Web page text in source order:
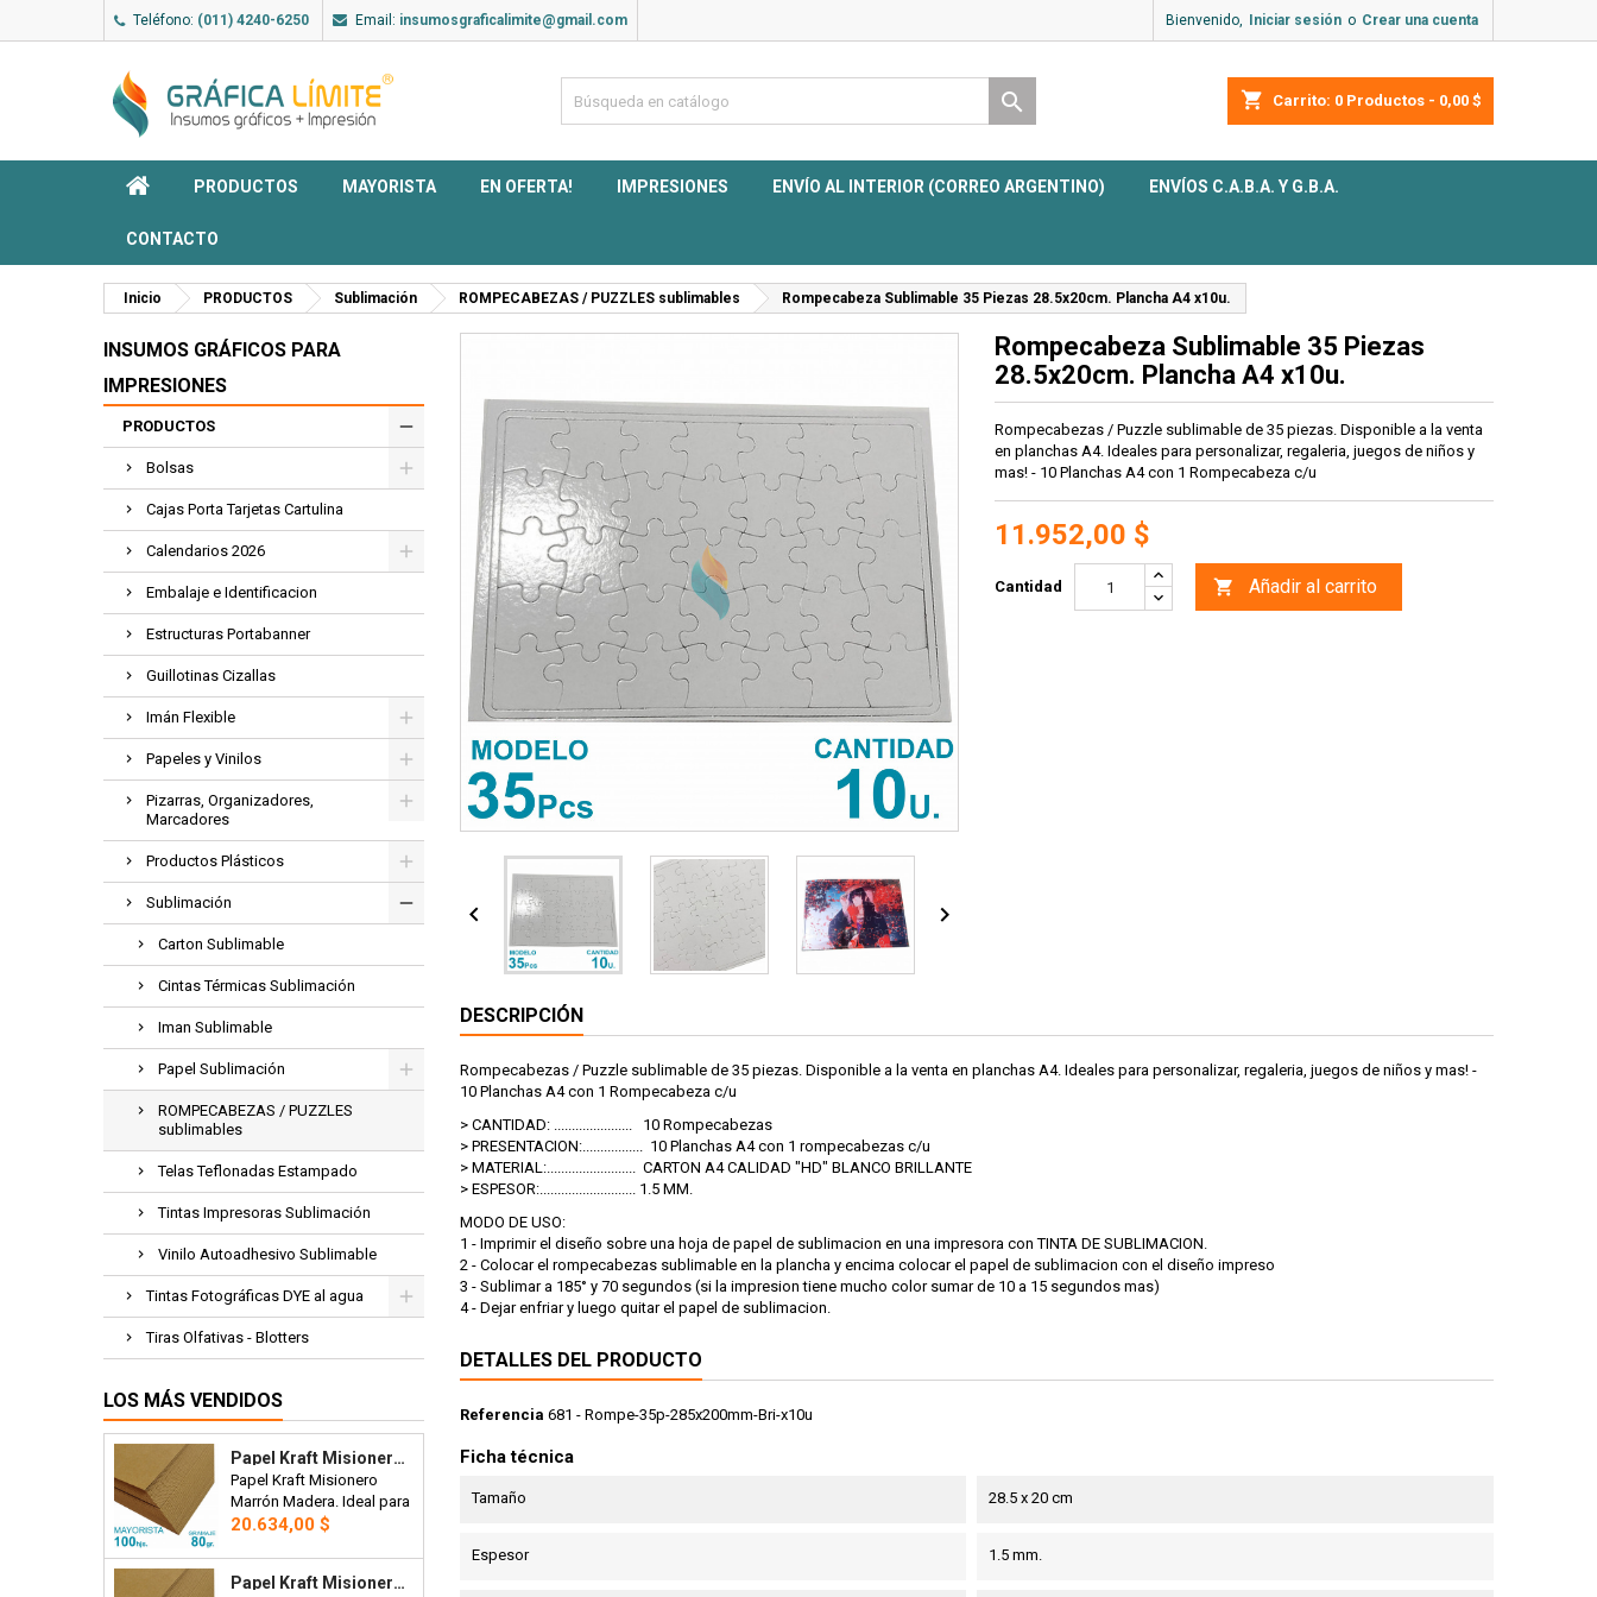
Teléfono: (011) 4240-6250 Email: insumosgraficalimite@gmail.com Bienvenido, Iniciar sesión o Crear una cuenta
shopping_cart Carrito: 0 Productos - 0,00 $

PRODUCTOS MAYORISTA EN OFERTA! IMPRESIONES ENVÍO AL INTERIOR (CORREO ARGENTINO) ENVÍOS C.A.B.A. Y G.B.A.
CONTACTO
Inicio PRODUCTOS Sublimación ROMPECABEZAS / PUZZLES sublimables Rompecabeza Sublimable 35 Piezas 28.5x20cm. Plancha A4 x10u.
INSUMOS GRÁFICOS PARA
IMPRESIONES
PRODUCTOS
Bolsas
Cajas Porta Tarjetas Cartulina
Calendarios 2026
Embalaje e Identificacion
Estructuras Portabanner
Guillotinas Cizallas
Imán Flexible
Papeles y Vinilos
Pizarras, Organizadores,
Marcadores
Productos Plásticos
Sublimación
Carton Sublimable
Cintas Térmicas Sublimación
Iman Sublimable
Papel Sublimación
ROMPECABEZAS / PUZZLES
sublimables
Telas Teflonadas Estampado
Tintas Impresoras Sublimación
Vinilo Autoadhesivo Sublimable
Tintas Fotográficas DYE al agua
Tiras Olfativas - Blotters
LOS MÁS VENDIDOS
Papel Kraft Misionero 120 X 85cm. 80 Gr. Madera Marron X100 Hojas Precio Mayorista.
Papel Kraft Misionero
Marrón Madera. Ideal para
bolsas, manteles,
Mayorista x 100 hojas.
Precio
20.634,00 $
Papel Kraft Misionero 120 X 85cm. 125 Gr. Madera Marrón X100 Hojas Precio Mayorista.
 
Rompecabeza Sublimable 35 Piezas
28.5x20cm. Plancha A4 x10u.
Rompecabezas / Puzzle sublimable de 35 piezas. Disponible a la venta
en planchas A4. Ideales para personalizar, regaleria, juegos de niños y
mas! - 10 Planchas A4 con 1 Rompecabeza c/u
11.952,00 $
Cantidad  Añadir al carrito
DESCRIPCIÓN
Rompecabezas / Puzzle sublimable de 35 piezas. Disponible a la venta en planchas A4. Ideales para personalizar, regaleria, juegos de niños y mas! -
10 Planchas A4 con 1 Rompecabeza c/u
> CANTIDAD: ...................... 10 Rompecabezas
> PRESENTACION:................. 10 Planchas A4 con 1 rompecabezas c/u
> MATERIAL:......................... CARTON A4 CALIDAD "HD" BLANCO BRILLANTE
> ESPESOR:........................... 1.5 MM.
MODO DE USO:
1 - Imprimir el diseño sobre una hoja de papel de sublimacion en una impresora con TINTA DE SUBLIMACION.
2 - Colocar el rompecabezas sublimable en la plancha y encima colocar el papel de sublimacion con el diseño impreso
3 - Sublimar a 185° y 70 segundos (si la impresion tiene mucho color sumar de 10 a 15 segundos mas)
4 - Dejar enfriar y luego quitar el papel de sublimacion.
DETALLES DEL PRODUCTO
Referencia 681 - Rompe-35p-285x200mm-Bri-x10u
Ficha técnica
Tamaño 28.5 x 20 cm
Espesor 1.5 mm.